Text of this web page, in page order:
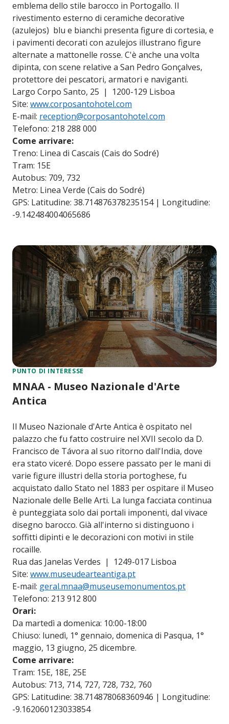
emblema dello stile barocco in Portogallo. Il
rivestimento esterno di ceramiche decorative
(azulejos) blu e bianchi presenta figure di cortesia, e
i pavimenti decorati con azulejos illustrano figure
alternate a mattonelle rosse. C'è anche una volta
dipinta, con scene relative a San Pedro Gonçalves,
protettore dei pescatori, armatori e naviganti.
Largo Corpo Santo, 25 | 1200-129 Lisboa
Site: www.corposantohotel.com
E-mail: reception@corposantohotel.com
Telefono: 218 288 000
Come arrivare:
Treno: Linea di Cascais (Cais do Sodré)
Tram: 15E
Autobus: 709, 732
Metro: Linea Verde (Cais do Sodré)
GPS: Latitudine: 38.714876378235154 | Longitudine:
-9.142484004065686
PUNTO DI INTERESSE
MNAA - Museo Nazionale d'Arte
Antica
Il Museo Nazionale d'Arte Antica è ospitato nel
palazzo che fu fatto costruire nel XVII secolo da D.
Francisco de Távora al suo ritorno dall'India, dove
era stato viceré. Dopo essere passato per le mani di
varie figure illustri della storia portoghese, fu
acquistato dallo Stato nel 1883 per ospitare il Museo
Nazionale delle Belle Arti. La lunga facciata continua
è punteggiata solo dai portali imponenti, dal vivace
disegno barocco. Già all'interno si distinguono i
soffitti dipinti e le decorazioni con motivi in stile
rocaille.
Rua das Janelas Verdes | 1249-017 Lisboa
Site: www.museudearteantiga.pt
E-mail: geral.mnaa@museusemonumentos.pt
Telefono: 213 912 800
Orari:
Da martedì a domenica: 10:00-18:00
Chiuso: lunedì, 1° gennaio, domenica di Pasqua, 1°
maggio, 13 giugno, 25 dicembre.
Come arrivare:
Tram: 15E, 18E, 25E
Autobus: 713, 714, 727, 728, 732, 760
GPS: Latitudine: 38.714878068360946 | Longitudine:
-9.162060123033854